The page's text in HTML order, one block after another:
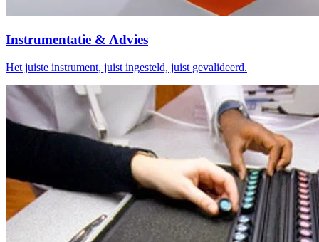
Instrumentatie & Advies
Het juiste instrument, juist ingesteld, juist gevalideerd.